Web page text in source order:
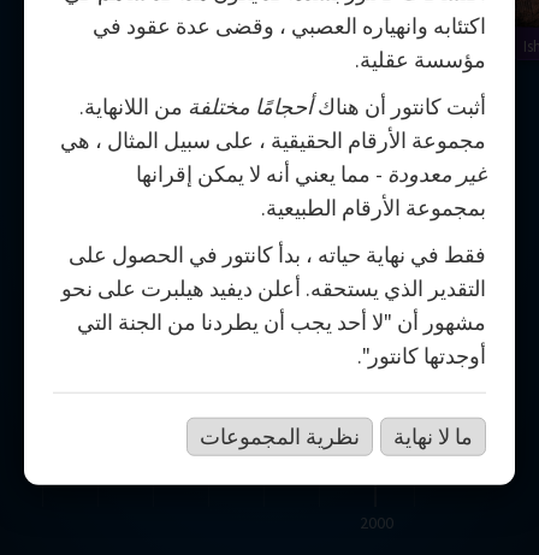
2000
اكتئابه وانهياره العصبي ، وقضى عدة عقود في
مؤسسة عقلية.
أثبت كانتور أن هناكأحجامًا مختلفة من اللانهاية.
مجموعة الأرقام الحقيقية ، على سبيل المثال ، هي
غير معدودة - مما يعني أنه لا يمكن إقرانها
بمجموعة الأرقام الطبيعية.
فقط في نهاية حياته ، بدأ كانتور في الحصول على
التقدير الذي يستحقه. أعلن ديفيد هيلبرت على نحو
مشهور أن "لا أحد يجب أن يطردنا من الجنة التي
أوجدتها كانتور".
ما لا نهاية نظرية المجموعات